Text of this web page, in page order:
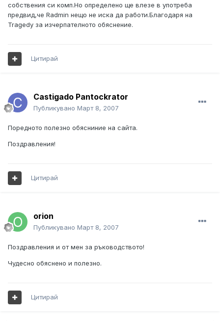
собствения си комп.Но определено ще влезе в употреба
предвид,че Radmin нещо не иска да работи.Благодаря на
Tragedy за изчерпателното обяснение.
Цитирай
Castigado Pantockrator
Публикувано Март 8, 2007
Поредното полезно обясниние на сайта.
Поздравления!
Цитирай
orion
Публикувано Март 8, 2007
Поздравления и от мен за ръководството!
Чудесно обяснено и полезно.
Цитирай